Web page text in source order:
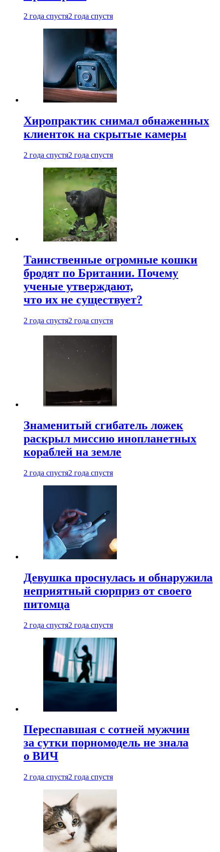
2 года спустя2 года спустя
Хиропрактик снимал обнаженных
клиенток на скрытые камеры
2 года спустя2 года спустя
Таинственные огромные кошки
бродят по Британии. Почему
ученые утверждают,
что их не существует?
2 года спустя2 года спустя
Знаменитый сгибатель ложек
раскрыл миссию инопланетных
кораблей на земле
2 года спустя2 года спустя
Девушка проснулась и обнаружила
неприятный сюрприз от своего
питомца
2 года спустя2 года спустя
Переспавшая с сотней мужчин
за сутки порномодель не знала
о ВИЧ
2 года спустя2 года спустя